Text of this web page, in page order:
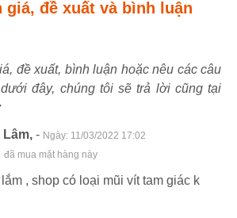
giá, đề xuất và bình luận
đề xuất, bình luận hoặc nêu các câu
đây, chúng tôi sẽ trả lời cũng tại
Lâm, - Ngày: 11/03/2022 17:02
đã mua mặt hàng này
, shop có loại mũi vít tam giác k